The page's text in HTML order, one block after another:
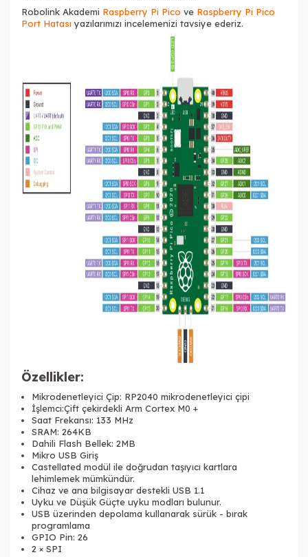
Robolink Akademi Raspberry Pi Pico ve Raspberry Pi Pico
Port Hatasıyazılarımızı incelemenizi tavsiye ederiz.
Özellikler:
Mikrodenetleyici Çip: RP2040 mikrodenetleyici çipi
İşlemci:Çift çekirdekli Arm Cortex M0 +
Saat Frekansı: 133 MHz
SRAM: 264KB
Dahili Flash Bellek: 2MB
Mikro USB Giriş
Castellated modül ile doğrudan taşıyıcı kartlara
lehimlemek mümkündür.
Cihaz ve ana bilgisayar destekli USB 1.1
Uyku ve Düşük Güçte uyku modları bulunur.
USB üzerinden depolama kullanarak sürük - bırak
programlama
GPIO Pin: 26
2 × SPI